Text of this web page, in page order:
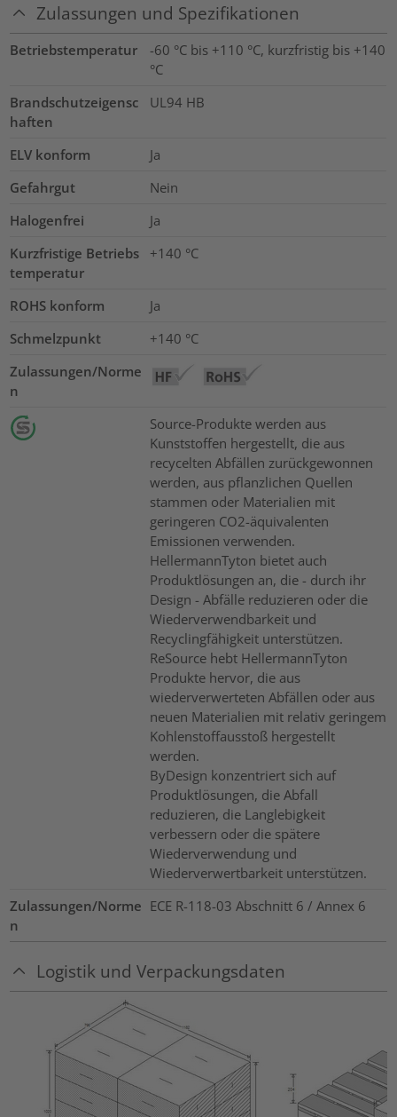
Zulassungen und Spezifikationen
Betriebstemperatur
-60 °C bis +110 °C, kurzfristig bis +140
°C
Brandschutzeigensc
haften
UL94 HB
ELV konform
Ja
Gefahrgut
Nein
Halogenfrei
Ja
Kurzfristige Betriebs
temperatur
+140 °C
ROHS konform
Ja
Schmelzpunkt
+140 °C
Zulassungen/Norme
n
Source-Produkte werden aus
Kunststoffen hergestellt, die aus
recycelten Abfällen zurückgewonnen
werden, aus pflanzlichen Quellen
stammen oder Materialien mit
geringeren CO2-äquivalenten
Emissionen verwenden.
HellermannTyton bietet auch
Produktlösungen an, die - durch ihr
Design - Abfälle reduzieren oder die
Wiederverwendbarkeit und
Recyclingfähigkeit unterstützen.
ReSource hebt HellermannTyton
Produkte hervor, die aus
wiederverwerteten Abfällen oder aus
neuen Materialien mit relativ geringem
Kohlenstoffausstoß hergestellt
werden.
ByDesign konzentriert sich auf
Produktlösungen, die Abfall
reduzieren, die Langlebigkeit
verbessern oder die spätere
Wiederverwendung und
Wiederverwertbarkeit unterstützen.
Zulassungen/Norme
n
ECE R-118-03 Abschnitt 6 / Annex 6
Logistik und Verpackungsdaten